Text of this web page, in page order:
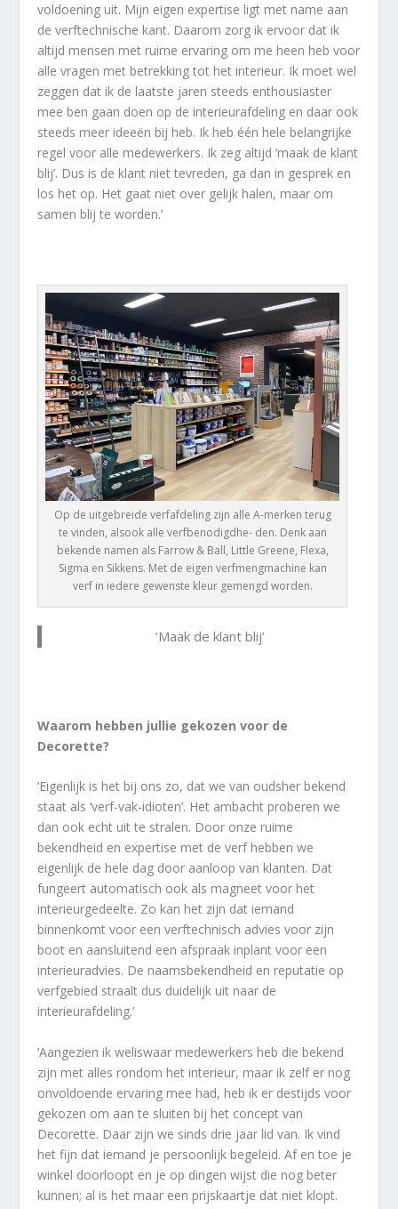
voldoening uit. Mijn eigen expertise ligt met name aan
de verftechnische kant. Daarom zorg ik ervoor dat ik
altijd mensen met ruime ervaring om me heen heb voor
alle vragen met betrekking tot het interieur. Ik moet wel
zeggen dat ik de laatste jaren steeds enthousiaster
mee ben gaan doen op de interieurafdeling en daar ook
steeds meer ideeën bij heb. Ik heb één hele belangrijke
regel voor alle medewerkers. Ik zeg altijd ‘maak de klant
blij’. Dus is de klant niet tevreden, ga dan in gesprek en
los het op. Het gaat niet over gelijk halen, maar om
samen blij te worden.’
Op de uitgebreide verfafdeling zijn alle A-merken terug
te vinden, alsook alle verfbenodigdhe- den. Denk aan
bekende namen als Farrow & Ball, Little Greene, Flexa,
Sigma en Sikkens. Met de eigen verfmengmachine kan
verf in iedere gewenste kleur gemengd worden.
‘Maak de klant blij’
Waarom hebben jullie gekozen voor de
Decorette?
‘Eigenlijk is het bij ons zo, dat we van oudsher bekend
staat als ‘verf-vak-idioten’. Het ambacht proberen we
dan ook echt uit te stralen. Door onze ruime
bekendheid en expertise met de verf hebben we
eigenlijk de hele dag door aanloop van klanten. Dat
fungeert automatisch ook als magneet voor het
interieurgedeelte. Zo kan het zijn dat iemand
binnenkomt voor een verftechnisch advies voor zijn
boot en aansluitend een afspraak inplant voor een
interieuradvies. De naamsbekendheid en reputatie op
verfgebied straalt dus duidelijk uit naar de
interieurafdeling.’
‘Aangezien ik weliswaar medewerkers heb die bekend
zijn met alles rondom het interieur, maar ik zelf er nog
onvoldoende ervaring mee had, heb ik er destijds voor
gekozen om aan te sluiten bij het concept van
Decorette. Daar zijn we sinds drie jaar lid van. Ik vind
het fijn dat iemand je persoonlijk begeleid. Af en toe je
winkel doorloopt en je op dingen wijst die nog beter
kunnen; al is het maar een prijskaartje dat niet klopt.